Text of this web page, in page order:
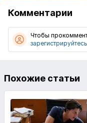
Комментарии
Чтобы
зарегистрируйтесь
Похожие статьи